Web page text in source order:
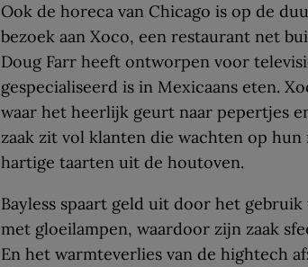
Ook de horeca van Chicago is op de
bezoek aan Xoco, een restaurant net
Doug Farr heeft ontworpen voor
gespecialiseerd is in Mexicaans eten.
waar het heerlijk geurt naar pepertjes
zaak zit vol klanten die wachten op
hartige taarten uit de houtoven.
Bayless spaart geld uit door het
met gloeilampen, waardoor zijn zaak
En het warmteverlies van de hightech